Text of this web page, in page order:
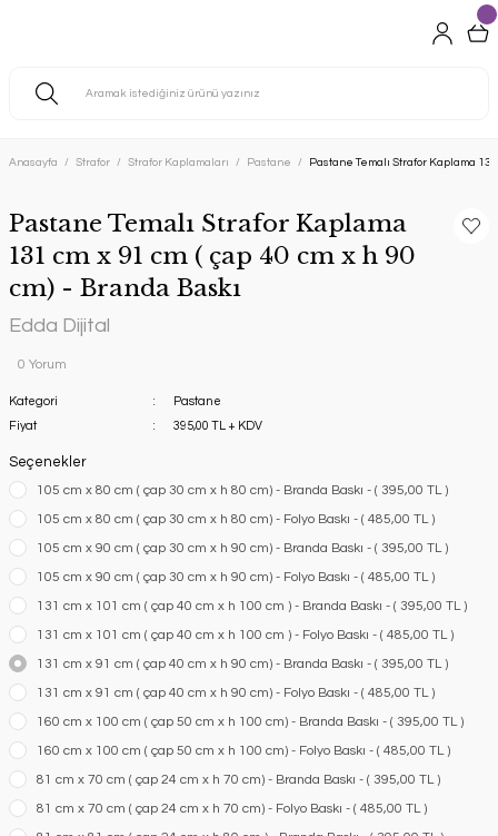
Anasayfa Strafor Strafor Kaplamaları Pastane Pastane Temalı Strafor Kaplama
Pastane Temalı Strafor Kaplama
131 cm x 91 cm ( çap 40 cm x h 90
cm) - Branda Baskı
Edda Dijital
0 Yorum
Kategori
Pastane
Fiyat
395,00 TL + KDV
Seçenekler
105 cm x 80 cm ( çap 30 cm x h 80 cm) - Branda Baskı - ( 395,00 TL )
105 cm x 80 cm ( çap 30 cm x h 80 cm) - Folyo Baskı - ( 485,00 TL )
105 cm x 90 cm ( çap 30 cm x h 90 cm) - Branda Baskı - ( 395,00 TL )
105 cm x 90 cm ( çap 30 cm x h 90 cm) - Folyo Baskı - ( 485,00 TL )
131 cm x 101 cm ( çap 40 cm x h 100 cm ) - Branda Baskı - ( 395,00 TL )
131 cm x 101 cm ( çap 40 cm x h 100 cm ) - Folyo Baskı - ( 485,00 TL )
131 cm x 91 cm ( çap 40 cm x h 90 cm) - Branda Baskı - ( 395,00 TL )
131 cm x 91 cm ( çap 40 cm x h 90 cm) - Folyo Baskı - ( 485,00 TL )
160 cm x 100 cm ( çap 50 cm x h 100 cm) - Branda Baskı - ( 395,00 TL )
160 cm x 100 cm ( çap 50 cm x h 100 cm) - Folyo Baskı - ( 485,00 TL )
81 cm x 70 cm ( çap 24 cm x h 70 cm) - Branda Baskı - ( 395,00 TL )
81 cm x 70 cm ( çap 24 cm x h 70 cm) - Folyo Baskı - ( 485,00 TL )